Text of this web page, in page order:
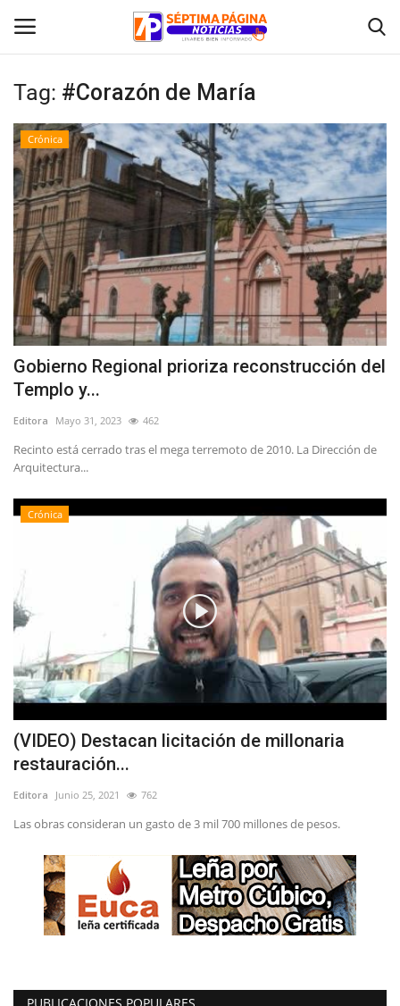
Inicio
Crónica
Policial
Tribunales
Deporte
Política
Espectáculos
Tag: #Corazón de María
Crónica
Gobierno Regional prioriza reconstrucción del
Templo y...
Editora Mayo 31, 2023 462
Recinto está cerrado tras el mega terremoto de 2010. La Dirección de
Arquitectura...
Crónica
(VIDEO) Destacan licitación de millonaria
restauración...
Editora Junio 25, 2021 762
Las obras consideran un gasto de 3 mil 700 millones de pesos.